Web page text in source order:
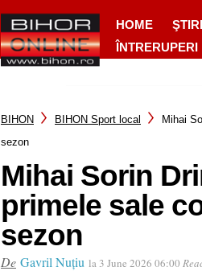
HOME ŞTIRI
ÎNTRERUPERI
BIHON BIHON Sport local
Mihai
sezon
Mihai Sorin
primele sale
sezon
De Gavril Nuțiu la 3 June 2026 06:00